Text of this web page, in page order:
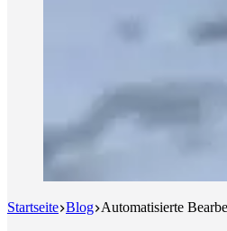
Startseite Blog Automatisierte